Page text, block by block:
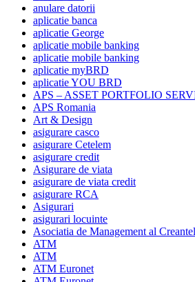
anulare datorii
aplicatie banca
aplicatie George
aplicatie mobile banking
aplicatie mobile banking
aplicatie myBRD
aplicatie YOU BRD
APS – ASSET PORTFOLIO
APS Romania
Art & Design
asigurare casco
asigurare Cetelem
asigurare credit
Asigurare de viata
asigurare de viata credit
asigurare RCA
Asigurari
asigurari locuinte
Asociatia de Management al
ATM
ATM
ATM Euronet